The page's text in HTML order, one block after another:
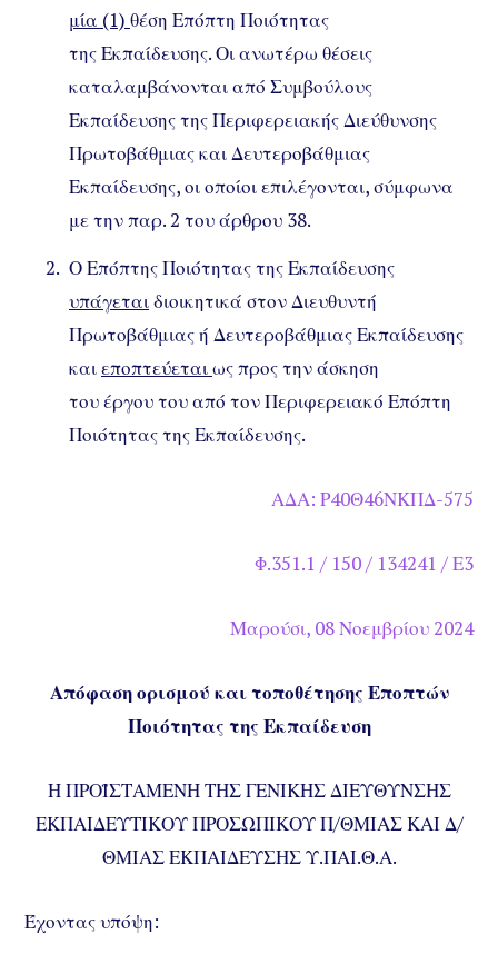
μία (1) θέση Επόπτη Ποιότητας
της Εκπαίδευσης. Οι ανωτέρω θέσεις
καταλαμβάνονται από Συμβούλους
Εκπαίδευσης της Περιφερειακής Διεύθυνσης
Πρωτοβάθμιας και Δευτεροβάθμιας
Εκπαίδευσης, οι οποίοι επιλέγονται, σύμφωνα
με την παρ. 2 του άρθρου 38.
Ο Επόπτης Ποιότητας της Εκπαίδευσης
υπάγεταιδιοικητικά στον Διευθυντή
Πρωτοβάθμιας ή Δευτεροβάθμιας Εκπαίδευσης
καιεποπτεύεταιως προς την άσκηση
του έργου του από τον Περιφερειακό Επόπτη
Ποιότητας της Εκπαίδευσης.
ΑΔΑ: Ρ40Θ46ΝΚΠΔ-575
Φ.351.1 / 150 / 134241 / Ε3
Μαρούσι, 08 Νοεμβρίου 2024
Απόφαση ορισμού και τοποθέτησης Εποπτών
Ποιότητας της Εκπαίδευση
Η ΠΡΟΪΣΤΑΜΕΝΗ ΤΗΣ ΓΕΝΙΚΗΣ ΔΙΕΥΘΥΝΣΗΣ
ΕΚΠΑΙΔΕΥΤΙΚΟΥ ΠΡΟΣΩΠΙΚΟΥ Π/ΘΜΙΑΣ ΚΑΙ Δ/
ΘΜΙΑΣ ΕΚΠΑΙΔΕΥΣΗΣ Υ.ΠΑΙ.Θ.Α.
Έχοντας υπόψη: